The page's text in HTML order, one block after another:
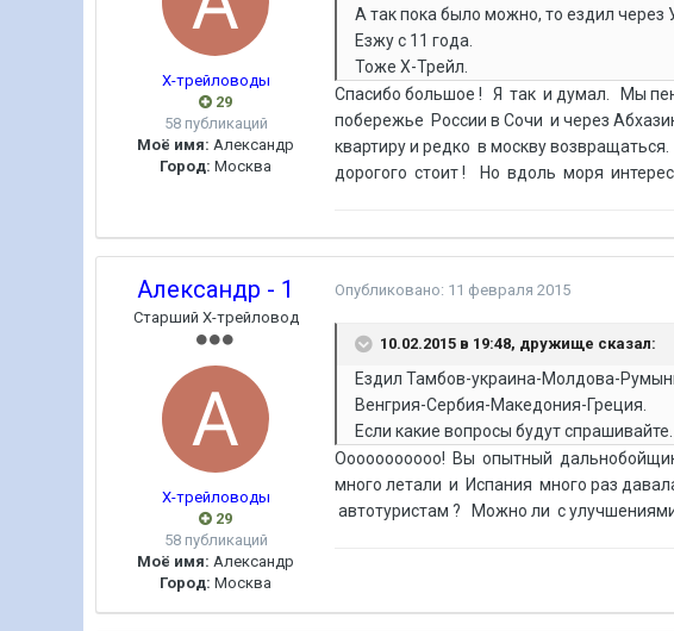
Х-трейловоды
29
58 публикаций
Моё имя: Александр
Город: Москва
А так пока было можно, то ездил через
Езжу с 11 года.
Тоже Х-Трейл.
Спасибо большое ! Я так и думал. Мы
побережье России в Сочи и через
квартиру и редко в москву
дорогого стоит ! Но вдоль моря
Александр - 1
Старший Х-трейловод
Х-трейловоды
29
58 публикаций
Моё имя: Александр
Город: Москва
Опубликовано: 11 февраля 2015
10.02.2015 в 19:48, дружище сказал:
Ездил Тамбов-украина-Молдова-
Венгрия-Сербия-Македония-Греция.
Если какие вопросы будут спрашивайте.
Ооооооооооо! Вы опытный
много летали и Испания много раз
автотуристам ? Можно ли с